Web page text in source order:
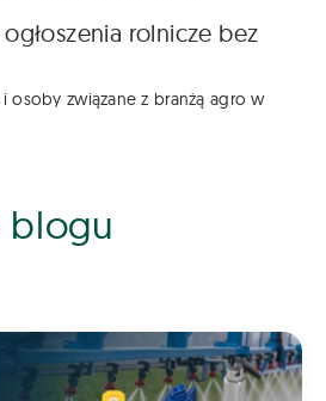
rolnicze bez
osoby związane z branżą agro w
blogu